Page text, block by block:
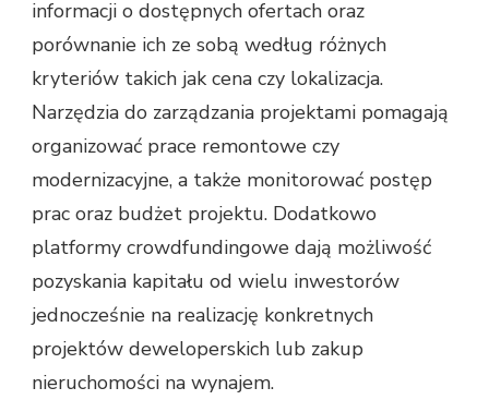
informacji o dostępnych ofertach oraz
porównanie ich ze sobą według różnych
kryteriów takich jak cena czy lokalizacja.
Narzędzia do zarządzania projektami pomagają
organizować prace remontowe czy
modernizacyjne, a także monitorować postęp
prac oraz budżet projektu. Dodatkowo
platformy crowdfundingowe dają możliwość
pozyskania kapitału od wielu inwestorów
jednocześnie na realizację konkretnych
projektów deweloperskich lub zakup
nieruchomości na wynajem.